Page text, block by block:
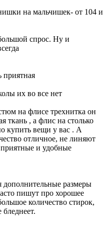
на мальчишек- от 104 и
спрос. Ну и
их во все нет
на флисе трехнитка он
ткань , а флис на столько
купить вещи у вас . А
отличное, не линяют
приятные и удобные
дополнительные размеры
пишут про хорошее
количество стирок,